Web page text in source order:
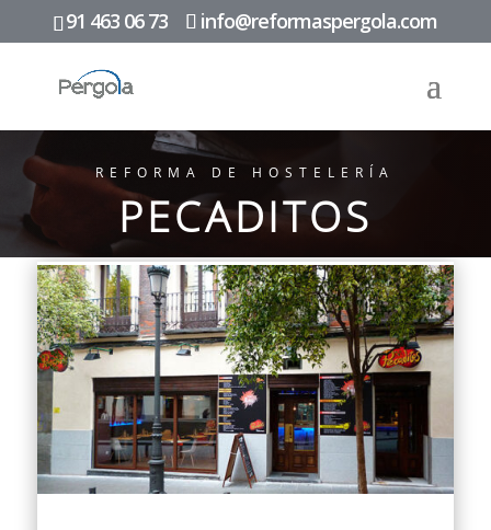
91 463 06 73 info@reformaspergola.com
REFORMA DE HOSTELERÍA
PECADITOS